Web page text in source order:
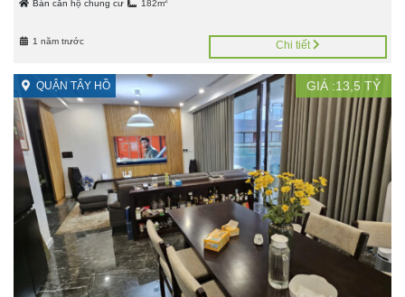
Bán căn hộ chung cư 182m
1 năm trước Chi tiết
QUẬN TÂY HỒ GIÁ :13,5 TỶ